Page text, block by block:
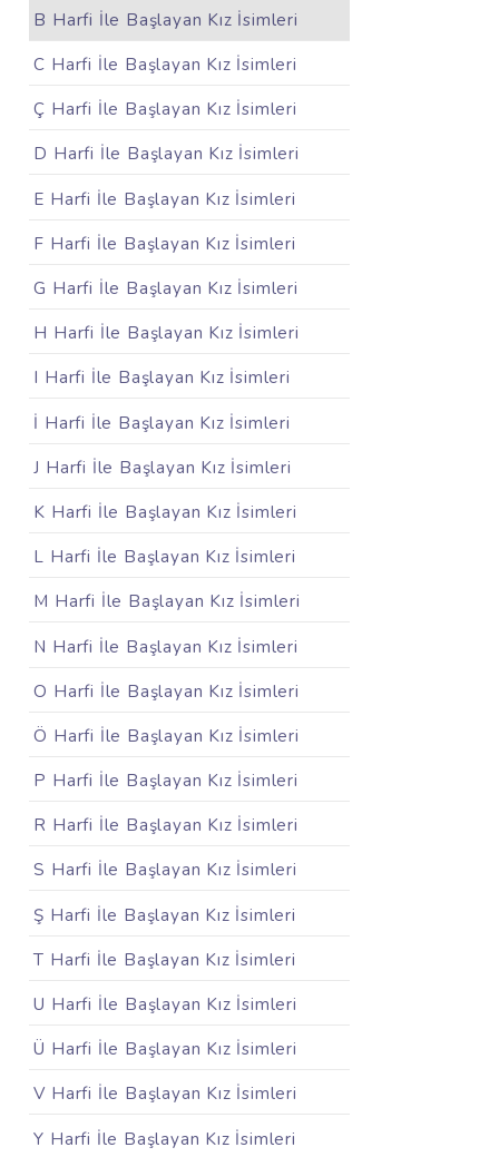
B Harfi İle Başlayan Kız İsimleri
C Harfi İle Başlayan Kız İsimleri
Ç Harfi İle Başlayan Kız İsimleri
D Harfi İle Başlayan Kız İsimleri
E Harfi İle Başlayan Kız İsimleri
F Harfi İle Başlayan Kız İsimleri
G Harfi İle Başlayan Kız İsimleri
H Harfi İle Başlayan Kız İsimleri
I Harfi İle Başlayan Kız İsimleri
İ Harfi İle Başlayan Kız İsimleri
J Harfi İle Başlayan Kız İsimleri
K Harfi İle Başlayan Kız İsimleri
L Harfi İle Başlayan Kız İsimleri
M Harfi İle Başlayan Kız İsimleri
N Harfi İle Başlayan Kız İsimleri
O Harfi İle Başlayan Kız İsimleri
Ö Harfi İle Başlayan Kız İsimleri
P Harfi İle Başlayan Kız İsimleri
R Harfi İle Başlayan Kız İsimleri
S Harfi İle Başlayan Kız İsimleri
Ş Harfi İle Başlayan Kız İsimleri
T Harfi İle Başlayan Kız İsimleri
U Harfi İle Başlayan Kız İsimleri
Ü Harfi İle Başlayan Kız İsimleri
V Harfi İle Başlayan Kız İsimleri
Y Harfi İle Başlayan Kız İsimleri